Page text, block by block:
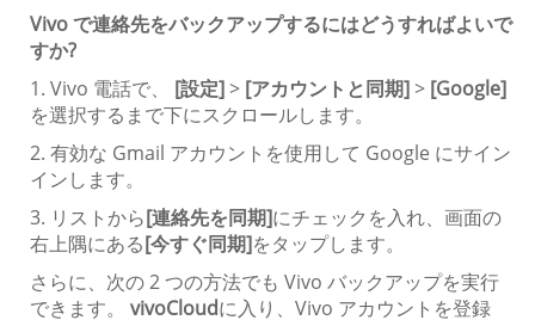
Vivo で連絡先をバックアップするにはどうすればよいで
すか?
1. Vivo 電話で、 [設定]> [アカウントと同期]> [Google]
を選択するまで下にスクロールします。
2. 有効な Gmail アカウントを使用して Google にサイン
インします。
3. リストから[連絡先を同期]にチェックを入れ、画面の
右上隅にある[今すぐ同期]をタップします。
さらに、次の 2 つの方法でも Vivo バックアップを実行
できます。 vivoCloudに入り、Vivo アカウントを登録